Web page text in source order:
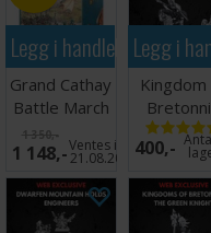
Legg i handlekurven
Grand Cathay
Battle March
Army
1 350,-
1 148,-Ventes inn
21.08.2026
Legg i
Lady
400,-